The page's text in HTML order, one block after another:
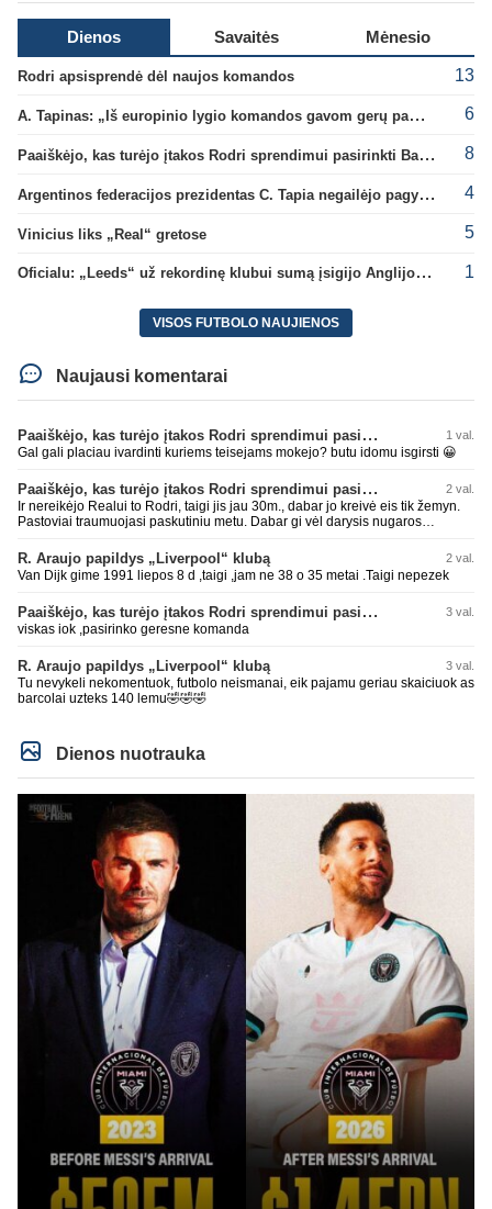
Dienos Savaitės Mėnesio
Rodri apsisprendė dėl naujos komandos 13
A. Tapinas: „Iš europinio lygio komandos gavom gerų pamokų“ 6
Paaiškėjo, kas turėjo įtakos Rodri sprendimui pasirinkti Barselonos pusę 8
Argentinos federacijos prezidentas C. Tapia negailėjo pagyrų G. Infantino 4
Vinicius liks „Real“ gretose 5
Oficialu: „Leeds“ už rekordinę klubui sumą įsigijo Anglijos rinktinės vartininką 1
VISOS FUTBOLO NAUJIENOS
Naujausi komentarai
Paaiškėjo, kas turėjo įtakos Rodri sprendimui pasirinkti Barselonos pusę 1 val.
Gal gali placiau ivardinti kuriems teisejams mokejo? butu idomu isgirsti 😀
Paaiškėjo, kas turėjo įtakos Rodri sprendimui pasirinkti Barselonos pusę 2 val.
Ir nereikėjo Realui to Rodri, taigi jis jau 30m., dabar jo kreivė eis tik žemyn.
Pastoviai traumuojasi paskutiniu metu. Dabar gi vėl darysis nugaros
Real turi ir geresnių opcijų, Mauras viską sustatys į vietas. Jeigu jis iš tikro
būtų buvęs reikalingas, Perezas būtų ir pasiėmęs seniai. Beja ir ManCity, ne
šiaip sau paleidžia jį. Sėkmės jam Barcoje, galės su savo korešais iš
R. Araujo papildys „Liverpool“ klubą 2 val.
Van Dijk gime 1991 liepos 8 d ,taigi ,jam ne 38 o 35 metai .Taigi nepezek
Paaiškėjo, kas turėjo įtakos Rodri sprendimui pasirinkti Barselonos pusę 3 val.
viskas iok ,pasirinko geresne komanda
R. Araujo papildys „Liverpool“ klubą 3 val.
Tu nevykeli nekomentuok, futbolo neismanai, eik pajamu geriau skaiciuok as
barcolai uzteks 140 lemu🤣🤣🤣
Dienos nuotrauka